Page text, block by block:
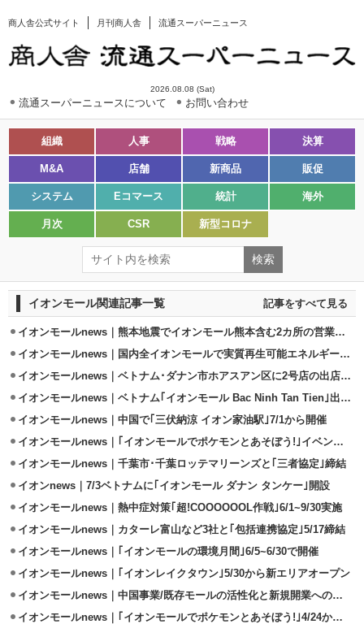
商人舎公式サイト 月刊商人舎 流通スーパーニュース
2026.08.08 (Sat)
流通スーパーニュースについて お問い合わせ
組織 人事 戦略 決算
M&A 店舗 新商品 販促
システム Eコマース 統計 海外
月次 CSR 新型コロナ
イオンモール関連記事一覧 記事をすべて見る
イオンモールnews｜熊本地震でイオンモール熊本含む2カ所の営業休止
イオンモールnews｜国内全イオンモールで実質再生可能エネルギー100％達成
イオンモールnews｜ベトナム･ダナン市ホアスアン区に2号店の出店決定
イオンモールnews｜ベトナム｢イオンモール Bac Ninh Tan Tien｣出店決定
イオンモールnews｜中国で｢三伏納涼 イオン家油駅｣7/1から開催
イオンモールnews｜｢イオンモールでポケモンとあそぼう!｣イベント開催
イオンモールnews｜千葉市･千葉ロッテマリーンズと｢三者協定｣締結
イオンnews｜7/3ベトナムに｢イオンモール ダナン タンケー｣開設
イオンモールnews｜熱中症対策｢超!COOOOOOL作戦｣6/1~9/30実施
イオンモールnews｜カターレ富山など3社と｢包括連携協定｣5/17締結
イオンモールnews｜｢イオンモールの環境月間｣6/5~6/30で開催
イオンモールnews｜｢イオンレイクタウン｣5/30から新エリアオープン
イオンモールnews｜中国事業/既存モールの活性化と新規開業への集中投資
イオンモールnews｜｢イオンモールでポケモンとあそぼう!｣4/24から開催